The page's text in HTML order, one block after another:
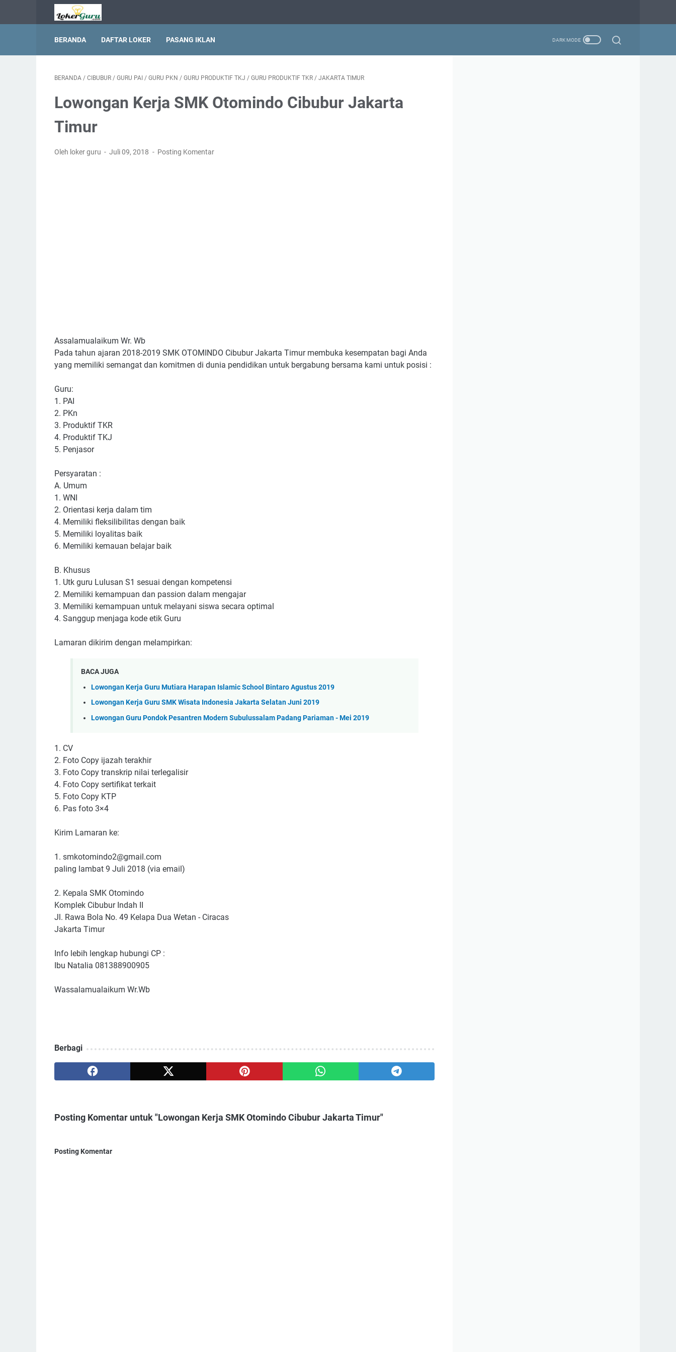
BERANDA DAFTAR LOKER PASANG IKLAN
BERANDA / CIBUBUR / GURU PAI / GURU PKN / GURU PRODUKTIF TKJ / GURU PRODUKTIF TKR / JAKARTA TIMUR
Lowongan Kerja SMK Otomindo Cibubur Jakarta
Timur
Oleh loker guru Juli 09, 2018 Posting Komentar
Assalamualaikum Wr. Wb
Pada tahun ajaran 2018-2019 SMK OTOMINDO Cibubur Jakarta Timur membuka kesempatan bagi Anda
yang memiliki semangat dan komitmen di dunia pendidikan untuk bergabung bersama kami untuk posisi :
Guru:
1. PAI
2. PKn
3. Produktif TKR
4. Produktif TKJ
5. Penjasor
Persyaratan :
A. Umum
1. WNI
2. Orientasi kerja dalam tim
4. Memiliki fleksilibilitas dengan baik
5. Memiliki loyalitas baik
6. Memiliki kemauan belajar baik
B. Khusus
1. Utk guru Lulusan S1 sesuai dengan kompetensi
2. Memiliki kemampuan dan passion dalam mengajar
3. Memiliki kemampuan untuk melayani siswa secara optimal
4. Sanggup menjaga kode etik Guru
Lamaran dikirim dengan melampirkan:
BACA JUGA
Lowongan Kerja Guru Mutiara Harapan Islamic School Bintaro Agustus 2019
Lowongan Kerja Guru SMK Wisata Indonesia Jakarta Selatan Juni 2019
Lowongan Guru Pondok Pesantren Modern Subulussalam Padang Pariaman - Mei 2019
1. CV
2. Foto Copy ijazah terakhir
3. Foto Copy transkrip nilai terlegalisir
4. Foto Copy sertifikat terkait
5. Foto Copy KTP
6. Pas foto 3×4
Kirim Lamaran ke:
1. smkotomindo2@gmail.com
paling lambat 9 Juli 2018 (via email)
2. Kepala SMK Otomindo
Komplek Cibubur Indah II
Jl. Rawa Bola No. 49 Kelapa Dua Wetan - Ciracas
Jakarta Timur
Info lebih lengkap hubungi CP :
Ibu Natalia 081388900905
Wassalamualaikum Wr.Wb
Berbagi
Posting Komentar untuk "Lowongan Kerja SMK Otomindo Cibubur Jakarta Timur"
Posting Komentar